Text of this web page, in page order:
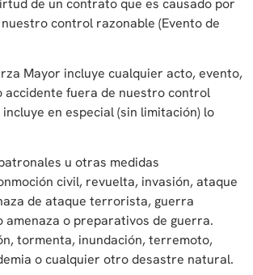
control razonable (Evento de
Mayor incluye cualquier acto, evento,
accidente fuera de nuestro control
en especial (sin limitación) lo
u otras medidas
civil, revuelta, invasión, ataque
de ataque terrorista, guerra
amenaza o preparativos de guerra.
tormenta, inundación, terremoto,
o cualquier otro desastre natural.